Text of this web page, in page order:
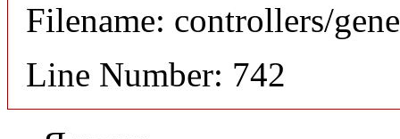
Filename: controllers/
Line Number: 742